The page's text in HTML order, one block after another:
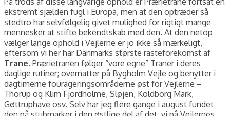
ekstremt sjælden fugl i Europa, men at den optræder så
stedtro har selvfølgelig givet mulighed for rigtigt mange
mennesker at stifte bekendtskab med den. At den netop
vælger lange ophold i Vejlerne er jo ikke så mærkeligt,
eftersom vi her har Danmarks største rasteforekomst af
Trane. Prærietranen følger “vore egne” Traner i deres
daglige rutiner; overnatter på Bygholm Vejle og benytter i
dagtimerne fourageringsområderne øst for Vejlerne –
Thorup og Klim Fjordholme, Sløjen, Koldborg Mark,
Gøttruphave osv. Selv har jeg flere gange i august fundet